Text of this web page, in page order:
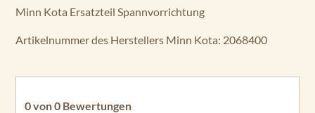
Minn Kota Ersatzteil Spannvorrichtung
Artikelnummer des Herstellers Minn Kota: 2068400
0 von 0 Bewertungen